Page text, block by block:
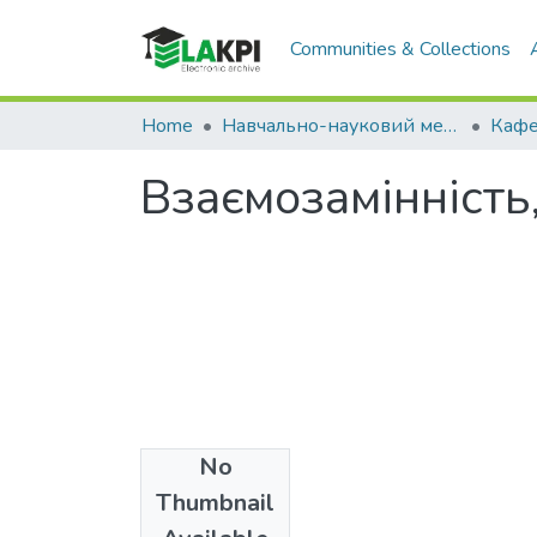
Communities & Collections
Home Навчально-науковий механіко-машинобудівний інститут (НН ММІ)
No
Thumbnail
2012